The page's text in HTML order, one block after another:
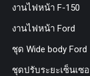
งานไฟหน้า F-150
งานไฟหน้า Ford
ชุด Wide body Ford
ชุดปรับระยะเซ็นเซ